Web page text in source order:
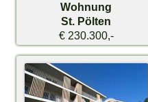
Wohnung
St. Pölten
€ 230.300,-